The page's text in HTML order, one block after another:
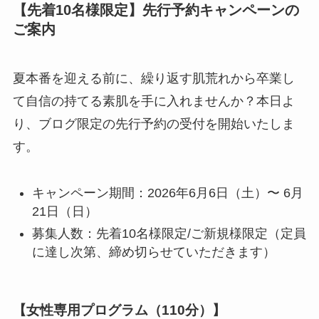
【先着10名様限定】先行予約キャンペーンの
ご案内
夏本番を迎える前に、繰り返す肌荒れから卒業し
て自信の持てる素肌を手に入れませんか？本日よ
り、ブログ限定の先行予約の受付を開始いたしま
す。
キャンペーン期間：2026年6月6日（土）〜 6月
21日（日）
募集人数：先着10名様限定/ご新規様限定（定員
に達し次第、締め切らせていただきます）
【女性専用プログラム（110分）】